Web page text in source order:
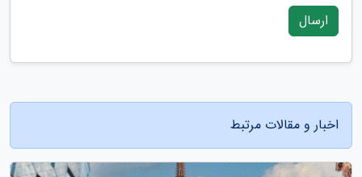
ارسال
اخبار و مقالات مرتبط